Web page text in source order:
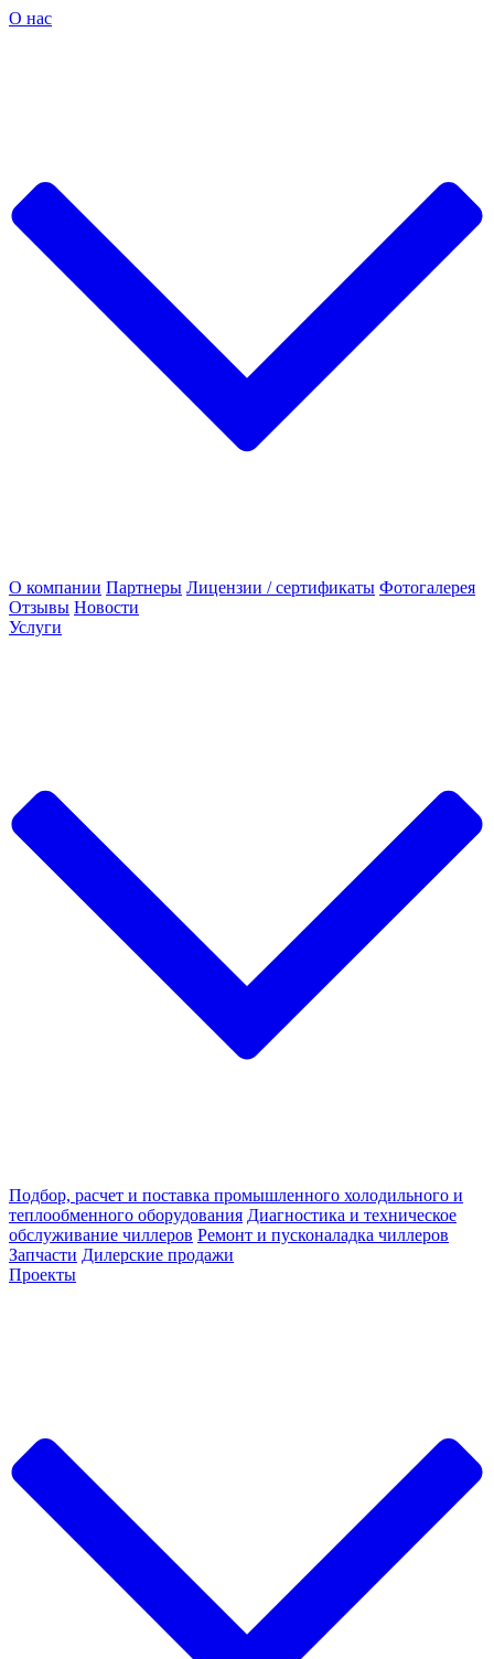
О нас
О компании Партнеры Лицензии / сертификаты Фотогалерея
Отзывы Новости
Услуги
Подбор, расчет и поставка промышленного холодильного и
теплообменного оборудования Диагностика и техническое
обслуживание чиллеров Ремонт и пусконаладка чиллеров
Запчасти Дилерские продажи
Проекты